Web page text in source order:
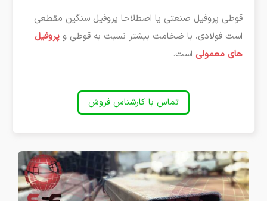
قوطی پروفیل صنعتی یا اصطلاحا پروفیل سنگین مقطعی
است فولادی، با ضخامت بیشتر نسبت به قوطی و پروفیل
های معمولی است.
تماس با کارشناس فروش